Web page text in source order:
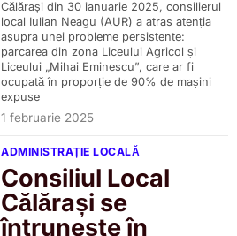
Călărași din 30 ianuarie 2025, consilierul
local Iulian Neagu (AUR) a atras atenția
asupra unei probleme persistente:
parcarea din zona Liceului Agricol și
Liceului „Mihai Eminescu”, care ar fi
ocupată în proporție de 90% de mașini
expuse
1 februarie 2025
ADMINISTRAȚIE LOCALĂ
Consiliul Local
Călărași se
întrunește în